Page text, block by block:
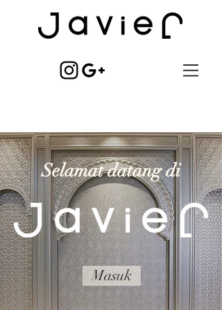
Selamat datang di
Masuk